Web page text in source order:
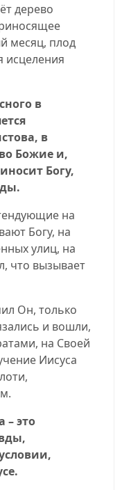
дерево
месяц, плод
исцеления
в
в
Божие и,
Богу,
на
Богу, на
улиц, на
что вызывает
Он, только
и вошли,
на Своей
Иисуса
– это